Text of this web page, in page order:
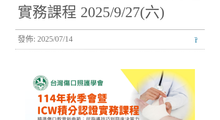
實務課程 2025/9/27(六)
發佈: 2025/07/14